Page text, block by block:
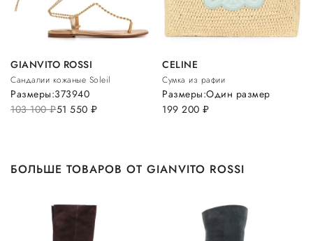
GIANVITO ROSSI
Сандалии кожаные Soleil
103 100руб.51 550 руб.
Размеры:373940
CELINE
Сумка из рафии
199 200руб.
Размеры:Один размер
БОЛЬШЕ ТОВАРОВ ОТ GIANVITO ROSSI